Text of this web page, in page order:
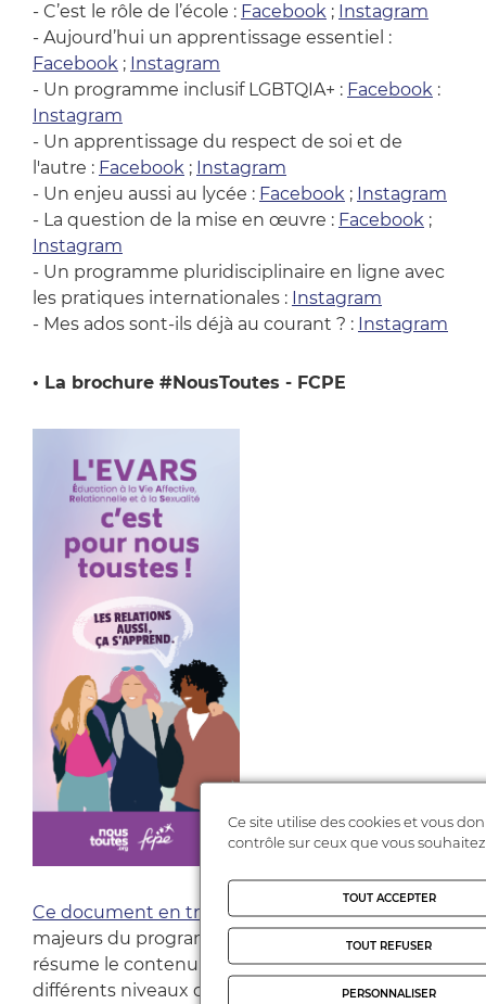
- C’est le rôle de l’école : Facebook ; Instagram
- Aujourd’hui un apprentissage essentiel :
Facebook ; Instagram
- Un programme inclusif LGBTQIA+ : Facebook :
Instagram
- Un apprentissage du respect de soi et de
l'autre : Facebook ; Instagram
- Un enjeu aussi au lycée : Facebook ; Instagram
- La question de la mise en œuvre : Facebook ;
Instagram
- Un programme pluridisciplinaire en ligne avec
les pratiques internationales : Instagram
- Mes ados sont-ils déjà au courant ? : Instagram
• La brochure #NousToutes - FCPE
Ce document en trois voletsrappelle les enjeux
majeurs du programme, les chiffres clés, et
résume le contenu du programme pour les
différents niveaux de la scolarité. Il semble utile
Ce site utilise des cookies et vous
contrôle sur ceux que vous
TOUT ACCEPTER
TOUT REFUSER
PERSONNALISER